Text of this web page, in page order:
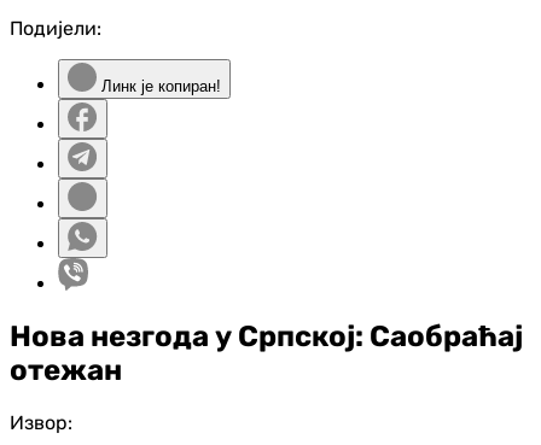
Подијели:
Линк је копиран!
Нова незгода у Српској: Саобраћај
отежан
Извор: